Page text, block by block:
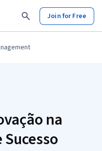
Join for Free
na